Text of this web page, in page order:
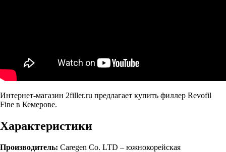
Интернет-магазин 2filler.ru предлагает купить филлер Revofil
Fine в Кемерове.
Характеристики
Производитель: Caregen Co. LTD – южнокорейская